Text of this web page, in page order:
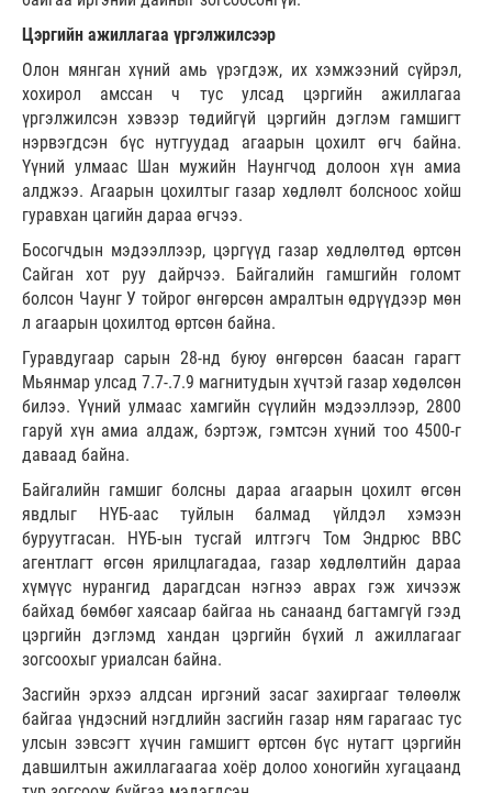
Цэргийн ажиллагаа үргэлжилсээр
Олон мянган хүний амь үрэгдэж, их хэмжээний сүйрэл,
хохирол амссан ч тус улсад цэргийн ажиллагаа
үргэлжилсэн хэвээр төдийгүй цэргийн дэглэм гамшигт
нэрвэгдсэн бүс нутгуудад агаарын цохилт өгч байна.
Үүний улмаас Шан мужийн Наунгчод долоон хүн амиа
алджээ. Агаарын цохилтыг газар хөдлөлт болсноос хойш
гуравхан цагийн дараа өгчээ.
Босогчдын мэдээллээр, цэргүүд газар хөдлөлтөд өртсөн
Сайган хот руу дайрчээ. Байгалийн гамшгийн голомт
болсон Чаунг У тойрог өнгөрсөн амралтын өдрүүдээр мөн
л агаарын цохилтод өртсөн байна.
Гуравдугаар сарын 28-нд буюу өнгөрсөн баасан гарагт
Мьянмар улсад 7.7-.7.9 магнитудын хүчтэй газар хөдөлсөн
билээ. Үүний улмаас хамгийн сүүлийн мэдээллээр, 2800
гаруй хүн амиа алдаж, бэртэж, гэмтсэн хүний тоо 4500-г
даваад байна.
Байгалийн гамшиг болсны дараа агаарын цохилт өгсөн
явдлыг НҮБ-аас туйлын балмад үйлдэл хэмээн
буруутгасан. НҮБ-ын тусгай илтгэгч Том Эндрюс ВВС
агентлагт өгсөн ярилцлагадаа, газар хөдлөлтийн дараа
хүмүүс нурангид дарагдсан нэгнээ аврах гэж хичээж
байхад бөмбөг хаясаар байгаа нь санаанд багтамгүй гээд
цэргийн дэглэмд хандан цэргийн бүхий л ажиллагааг
зогсоохыг уриалсан байна.
Засгийн эрхээ алдсан иргэний засаг захиргааг төлөөлж
байгаа үндэсний нэгдлийн засгийн газар ням гарагаас тус
улсын зэвсэгт хүчин гамшигт өртсөн бүс нутагт цэргийн
давшилтын ажиллагаагаа хоёр долоо хоногийн хугацаанд